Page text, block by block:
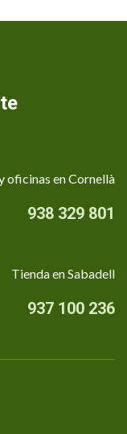
oficinas en Cornellà
938 329 801
Tienda en Sabadell
937 100 236